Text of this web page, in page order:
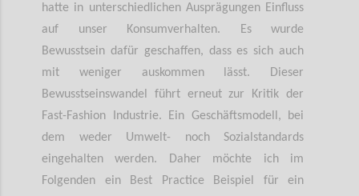
hatte in unterschiedlichen Ausprägungen Einfluss
auf unser Konsumverhalten. Es wurde
Bewusstsein dafür geschaffen, dass es sich auch
mit weniger auskommen lässt. Dieser
Bewusstseinswandel führt erneut zur Kritik der
Fast-Fashion Industrie. Ein Geschäftsmodell, bei
dem weder Umwelt- noch Sozialstandards
eingehalten werden. Daher möchte ich im
Folgenden ein Best Practice Beispiel für ein